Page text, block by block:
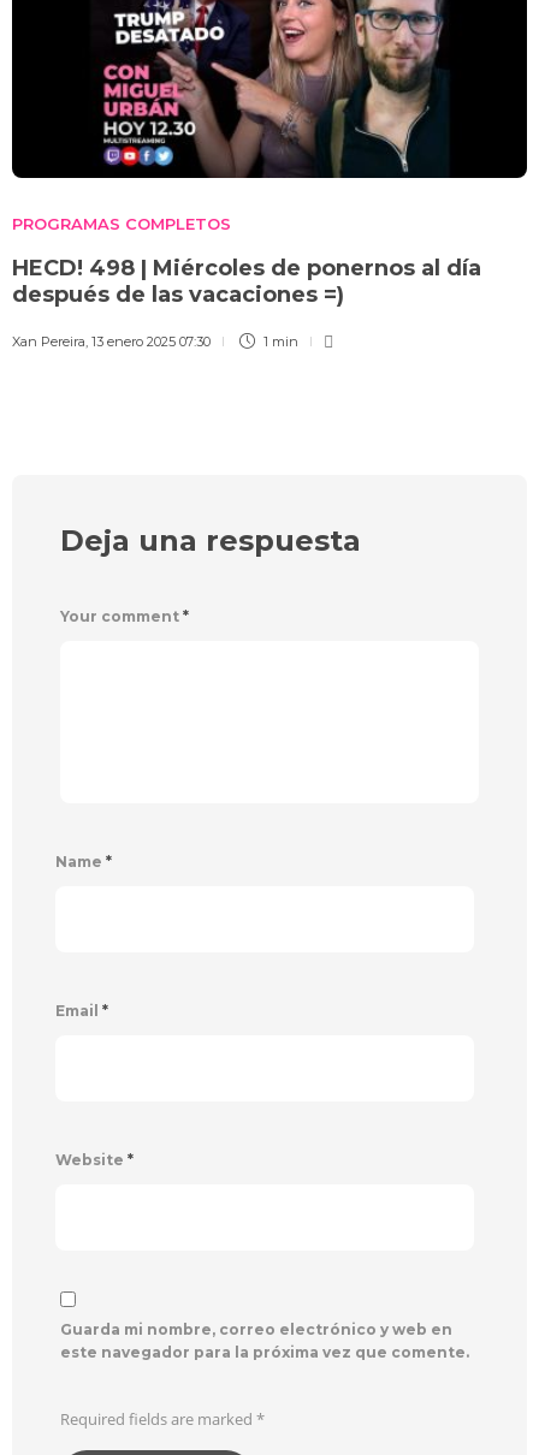
PROGRAMAS COMPLETOS
HECD! 498 | Miércoles de ponernos al día
después de las vacaciones =)
Xan Pereira, 13 enero 2025 07:30 1 min
Deja una respuesta
Your comment *
Name *
Email *
Website *
Guarda mi nombre, correo electrónico y web en
este navegador para la próxima vez que comente.
Required fields are marked *